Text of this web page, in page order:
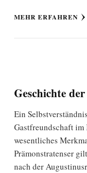
MEHR ERFAHREN
Geschichte
Ein
Gastfreundschaft
wesentliches
Prämonstratenser
nach der